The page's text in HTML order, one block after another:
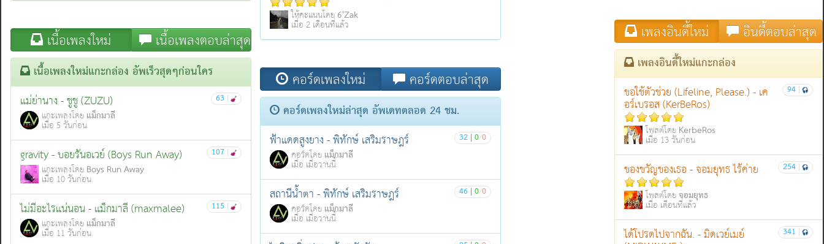
เนื้อเพลงใหม่ เนื้อเพลงตอบล่าสุด
เนื้อเพลงใหม่แกะกล่อง อัพเร็วสุดๆก่อนใคร
63 |
แม่ย่านาง - ชูชู (ZUZU)
แกะเพลงโดย แม็กมาลี
เมื่อ 5 วันก่อน
107 |
gravity - บอยรันอเวย์ (Boys Run Away)
แกะเพลงโดย Boys Run Away
เมื่อ 10 วันก่อน
115 |
ไม่มีอะไรแน่นอน - แม็กมาลี (maxmalee)
แกะเพลงโดย แม็กมาลี
เมื่อ 11 วันก่อน
ให้คะแนนโดย6'Zak
เมื่อ 2 เดือนที่แล้ว
คอร์ดเพลงใหม่ คอร์ดตอบล่าสุด
คอร์ดเพลงใหม่ล่าสุด อัพเดทตลอด 24 ชม.
32 | 0/0
ฟ้าแดดสูงยาง - พิทักษ์ เสริมราษฎร์
คอร์ดโดย แม็กมาลี
เมื่อ เมื่อวานนี้
46 | 0/0
สถานีน้ำตา - พิทักษ์ เสริมราษฎร์
คอร์ดโดย แม็กมาลี
เมื่อ เมื่อวานนี้
เพลงอินดี้ใหม่ อินดี้ตอบล่าสุด
เพลงอินดี้ใหม่แกะกล่อง
94 |
ขอใช้ตัวช่วย (Lifeline, Please.) - เค
อร์เบรอส (KerBeRos)
โพสต์โดย KerbeRos
เมื่อ 13 วันก่อน
254 |
ของขวัญของเธอ - จอมยุทธ ไร้ค่าย
โพสต์โดยจอมยุทธ
เมื่อ เดือนที่แล้ว
341 |
ได้โปรดไปจากฉัน. - มิดเวย์เมย์